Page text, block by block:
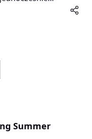
o
torebka czy
Summer